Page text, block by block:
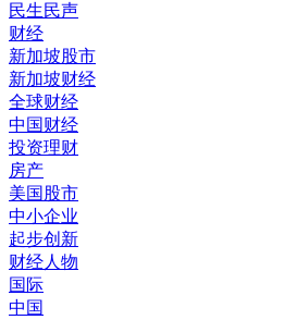
民生民声
财经
新加坡股市
新加坡财经
全球财经
中国财经
投资理财
房产
美国股市
中小企业
起步创新
财经人物
国际
中国